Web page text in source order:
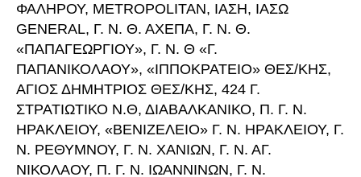
ΦΑΛΗΡΟΥ, METROPOLITAN, ΙΑΣΗ, ΙΑΣΩ
GENERAL, Γ. Ν. Θ. ΑΧΕΠΑ, Γ. Ν. Θ.
«ΠΑΠΑΓΕΩΡΓΙΟΥ», Γ. Ν. Θ «Γ.
ΠΑΠΑΝΙΚΟΛΑΟΥ», «ΙΠΠΟΚΡΑΤΕΙΟ» ΘΕΣ/ΚΗΣ,
ΑΓΙΟΣ ΔΗΜΗΤΡΙΟΣ ΘΕΣ/ΚΗΣ, 424 Γ.
ΣΤΡΑΤΙΩΤΙΚΟ Ν.Θ, ΔΙΑΒΑΛΚΑΝΙΚΟ, Π. Γ. Ν.
ΗΡΑΚΛΕΙΟΥ, «ΒΕΝΙΖΕΛΕΙΟ» Γ. Ν. ΗΡΑΚΛΕΙΟΥ, Γ.
Ν. ΡΕΘΥΜΝΟΥ, Γ. Ν. ΧΑΝΙΩΝ, Γ. Ν. ΑΓ.
ΝΙΚΟΛΑΟΥ, Π. Γ. Ν. ΙΩΑΝΝΙΝΩΝ, Γ. Ν.